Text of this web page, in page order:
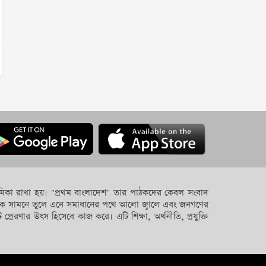
রাখা হয়। "প্রথম বাংলাদেশ" তার পাঠকদের কেবল সংবাদ
সামনে তুলে এনে সমাধানের পথে আলো জ্বালে এবং জনগণের
উৎস হিসেবে কাজ করে। এটি শিক্ষা, অর্থনীতি, প্রযুক্তি